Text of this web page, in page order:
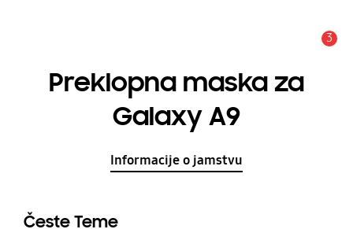
3
Preklopna maska za
Galaxy A9
Informacije o jamstvu
Česte Teme